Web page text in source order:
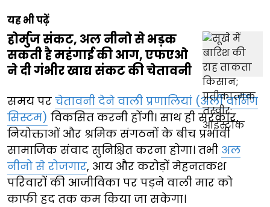
यह भी पढ़ें
होर्मुज संकट, अल नीनो से भड़क
सकती है महंगाई की आग, एफएओ
ने दी गंभीर खाद्य संकट की चेतावनी
समय पर चेतावनी देने वाली प्रणालियां (अर्ली वार्निंग
सिस्टम) विकसित करनी होंगी। साथ ही सरकार,
नियोक्ताओं और श्रमिक संगठनों के बीच प्रभावी
सामाजिक संवाद सुनिश्चित करना होगा। तभी अल
नीनो से रोजगार, आय और करोड़ों मेहनतकश
परिवारों की आजीविका पर पड़ने वाली मार को
काफी हद तक कम किया जा सकेगा।